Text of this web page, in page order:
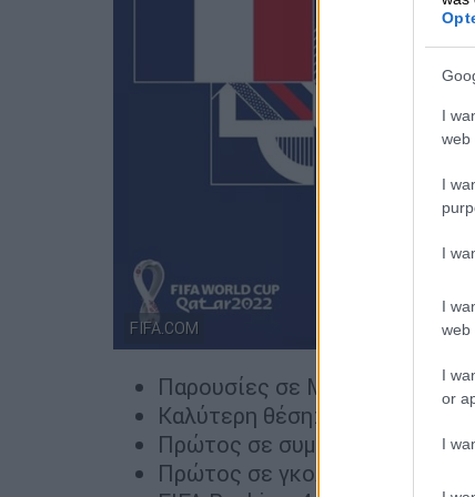
I
web
I
I
I
web
I
or
I
FIFA.COM
Παρουσίες σε Μουντιάλ: 16
Καλύτερη θέση: Κατάκτηση
Πρώτος σε συμμετοχές:
Πρώτος σε γκολ: Τιερί Ανρί (51)